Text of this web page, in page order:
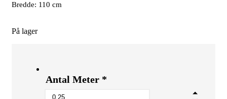
Bredde: 110 cm
På lager
Antal Meter *